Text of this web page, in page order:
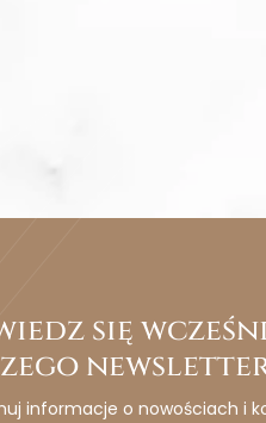
się
informacje o nowościach i